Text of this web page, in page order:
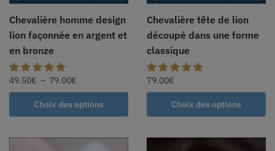
Chevalière homme design
lion façonnée en argent et
en bronze
49.50€ – 79.00€
Choix des options
Chevalière tête de lion
découpé dans une forme
classique
79.00€
Choix des options